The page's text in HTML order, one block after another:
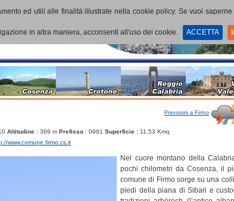
ed utili alle finalità illustrate nella cookie policy. Se vuoi
in altra maniera, acconsenti all'uso dei cookie. ACCETTA
Previsioni a Firmo
Altitudine : 369 m Prefisso : 0981 Superficie : 11,53 Kmq
www.comune.firmo.cs.it
Nel cuore montano della
pochi chilometri da Cosenza, il
comune di Firmo sorge su una
piedi della piana di Sibari e